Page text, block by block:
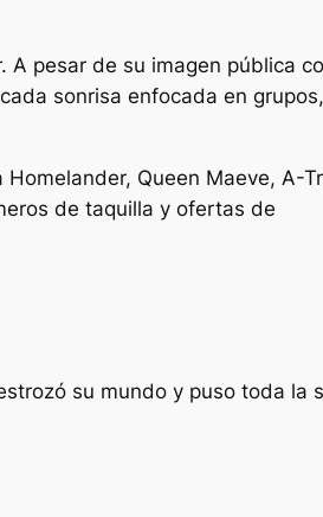
A pesar de su imagen pública
sonrisa enfocada en
Queen Maeve, A-
de taquilla y ofertas de
su mundo y puso toda la